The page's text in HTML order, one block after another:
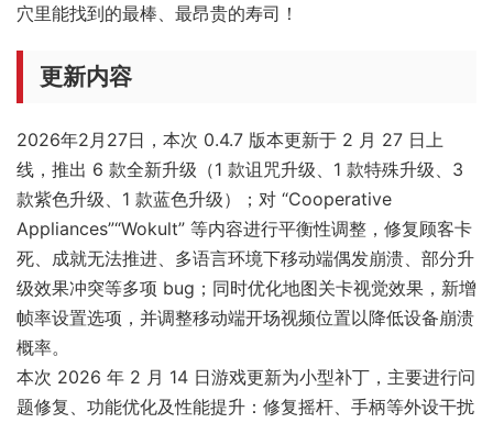
穴里能找到的最棒、最昂贵的寿司！
更新内容
2026年2月27日，本次 0.4.7 版本更新于 2 月 27 日上
线，推出 6 款全新升级（1 款诅咒升级、1 款特殊升级、3
款紫色升级、1 款蓝色升级）；对 “Cooperative
Appliances”“Wokult” 等内容进行平衡性调整，修复顾客卡
死、成就无法推进、多语言环境下移动端偶发崩溃、部分升
级效果冲突等多项 bug；同时优化地图关卡视觉效果，新增
帧率设置选项，并调整移动端开场视频位置以降低设备崩溃
概率。
本次 2026 年 2 月 14 日游戏更新为小型补丁，主要进行问
题修复、功能优化及性能提升：修复摇杆、手柄等外设干扰